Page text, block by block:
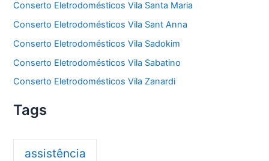
Conserto Eletrodomésticos Vila Santa Maria
Conserto Eletrodomésticos Vila Sant Anna
Conserto Eletrodomésticos Vila Sadokim
Conserto Eletrodomésticos Vila Sabatino
Conserto Eletrodomésticos Vila Zanardi
Tags
assistência